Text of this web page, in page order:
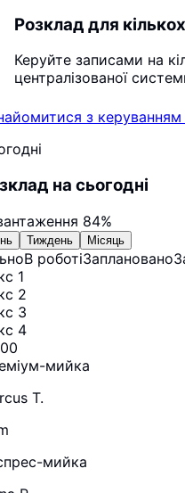
Розклад для
Керуйте записами на
централізованої
з
на сьогодні
84%
Тиждень Місяць
В роботіЗаплановано
1
2
3
4
мийка
T.
мийка